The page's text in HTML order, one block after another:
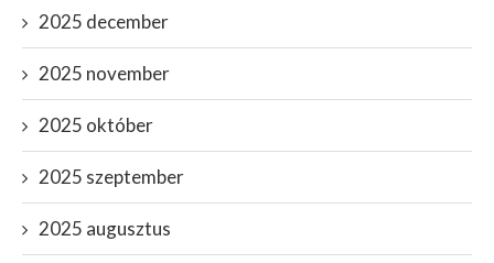
2025 december
2025 november
2025 október
2025 szeptember
2025 augusztus